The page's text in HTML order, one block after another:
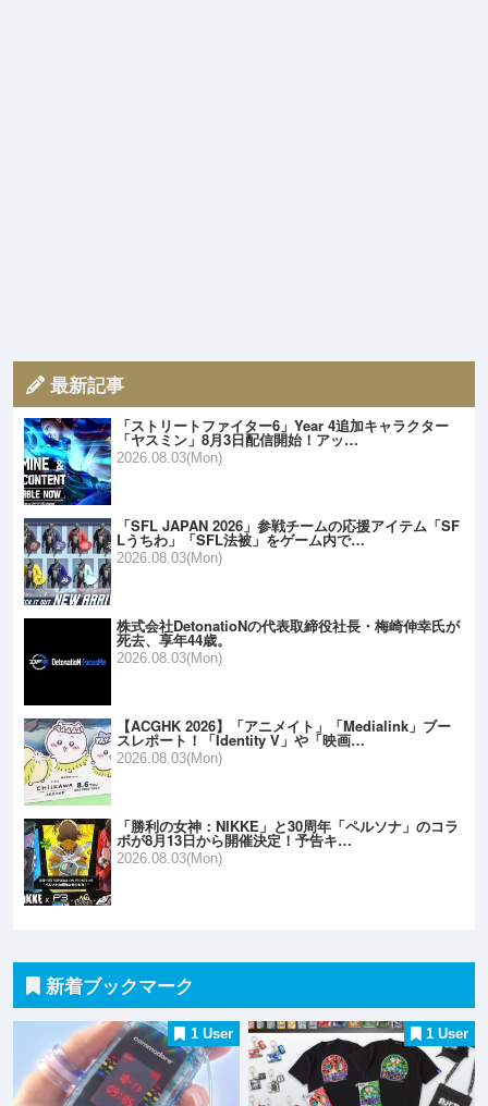
最新記事
「ストリートファイター6」Year 4追加キャラクター
「ヤスミン」8月3日配信開始！アッ…
2026.08.03(Mon)
「SFL JAPAN 2026」参戦チームの応援アイテム「SF
Lうちわ」「SFL法被」をゲーム内で…
2026.08.03(Mon)
株式会社DetonatioNの代表取締役社長・梅崎伸幸氏が
死去、享年44歳。
2026.08.03(Mon)
【ACGHK 2026】「アニメイト」「Medialink」ブー
スレポート！「Identity V」や「映画…
2026.08.03(Mon)
「勝利の女神：NIKKE」と30周年「ペルソナ」のコラ
ボが8月13日から開催決定！予告キ…
2026.08.03(Mon)
新着ブックマーク
1 User 1 User